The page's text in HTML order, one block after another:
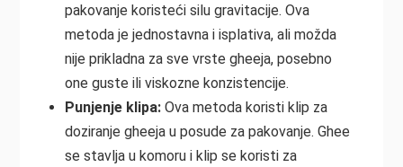
pakovanje koristeći silu gravitacije. Ova
metoda je jednostavna i isplativa, ali možda
nije prikladna za sve vrste gheeja, posebno
one guste ili viskozne konzistencije.
Punjenje klipa:Ova metoda koristi klip za
doziranje gheeja u posude za pakovanje. Ghee
se stavlja u komoru i klip se koristi za